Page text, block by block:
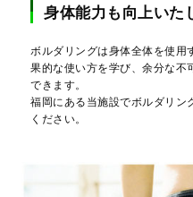
身体能力も向上いた
ボルダリングは身体全体を使用
果的な使い方を学び、余分な不
できます。
福岡にある当施設でボルダリン
ください。